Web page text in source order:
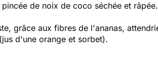
de noix de coco séchée et râpée.
grâce aux fibres de l'ananas,
d'une orange et sorbet).